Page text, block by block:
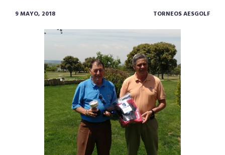
9 MAYO, 2018 TORNEOS AESGOLF